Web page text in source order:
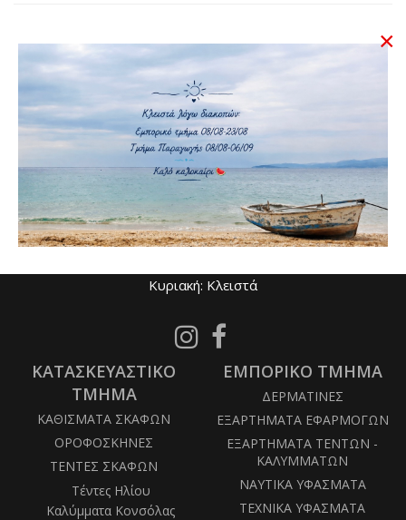
Ωράριο Εργασίας
Καθημερινές: 8 πμ - 4 μμ
Κυριακή: Κλειστά
Follow
on
Facebook
ΚΑΤΑΣΚΕΥΑΣΤΙΚΟ
ΤΜΗΜΑ
ΚΑΘΙΣΜΑΤΑ ΣΚΑΦΩΝ
ΟΡΟΦΟΣΚΗΝΕΣ
ΤΕΝΤΕΣ ΣΚΑΦΩΝ
Τέντες Ηλίου
Καλύμματα Κονσόλας
ΕΜΠΟΡΙΚΟ ΤΜΗΜΑ
ΔΕΡΜΑΤΙΝΕΣ
ΕΞΑΡΤΗΜΑΤΑ ΕΦΑΡΜΟΓΩΝ
ΕΞΑΡΤΗΜΑΤΑ ΤΕΝΤΩΝ -
ΚΑΛΥΜΜΑΤΩΝ
ΝΑΥΤΙΚΑ ΥΦΑΣΜΑΤΑ
ΤΕΧΝΙΚΑ ΥΦΑΣΜΑΤΑ
×